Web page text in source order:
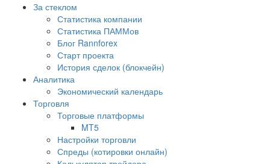
За стеклом
Статистика компании
Статистика ПАММов
Блог Rannforex
Старт проекта
История сделок (блокчейн)
Аналитика
Экономический календарь
Торговля
Торговые платформы
MT5
Настройки торговли
Спреды (котировки онлайн)